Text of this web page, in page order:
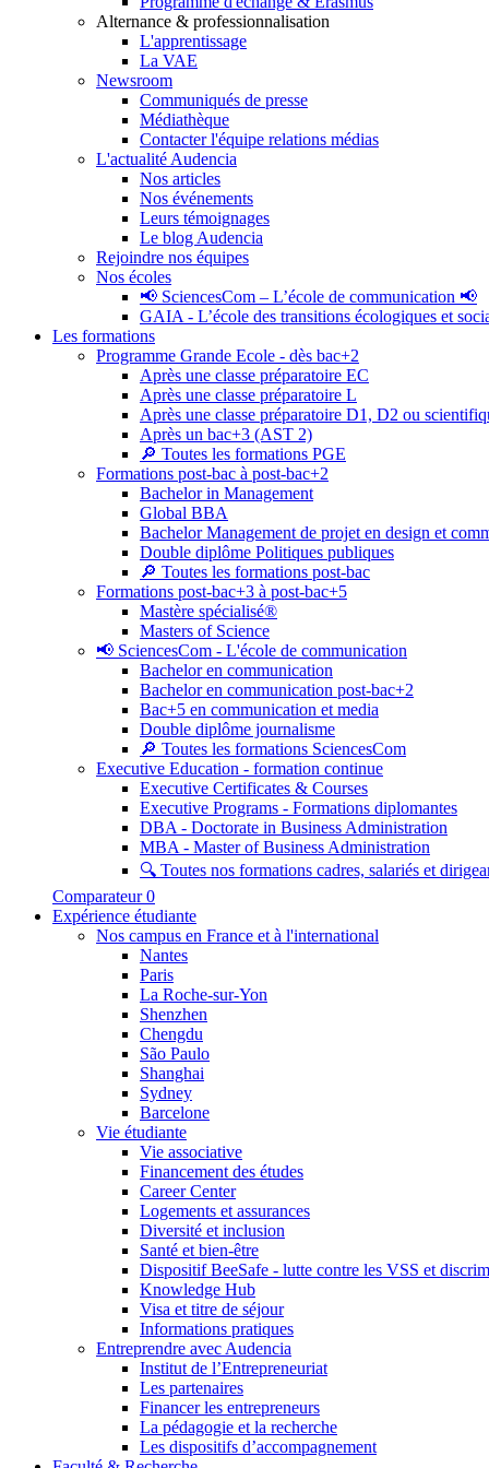
Alternance & professionnalisation
L'apprentissage
La VAE
Newsroom
Communiqués de presse
Médiathèque
Contacter l'équipe relations médias
L'actualité Audencia
Nos articles
Nos événements
Leurs témoignages
Le blog Audencia
Rejoindre nos équipes
Nos écoles
📢 SciencesCom – L’école de communication 📢
GAIA - L’école des transitions écologiques et
Les formations
Programme Grande Ecole - dès bac+2
Après une classe préparatoire EC
Après une classe préparatoire L
Après une classe préparatoire D1, D2 ou
Après un bac+3 (AST 2)
🔎 Toutes les formations PGE
Formations post-bac à post-bac+2
Bachelor in Management
Global BBA
Bachelor Management de projet en design et
Double diplôme Politiques publiques
🔎 Toutes les formations post-bac
Formations post-bac+3 à post-bac+5
Mastère spécialisé®
Masters of Science
📢 SciencesCom - L'école de communication
Bachelor en communication
Bachelor en communication post-bac+2
Bac+5 en communication et media
Double diplôme journalisme
🔎 Toutes les formations SciencesCom
Executive Education - formation continue
Executive Certificates & Courses
Executive Programs - Formations diplomantes
DBA - Doctorate in Business Administration
MBA - Master of Business Administration
🔍 Toutes nos formations cadres, salariés et
Comparateur 0
Expérience étudiante
Nos campus en France et à l'international
Nantes
Paris
La Roche-sur-Yon
Shenzhen
Chengdu
São Paulo
Shanghai
Sydney
Barcelone
Vie étudiante
Vie associative
Financement des études
Career Center
Logements et assurances
Diversité et inclusion
Santé et bien-être
Dispositif BeeSafe - lutte contre les VSS et
Knowledge Hub
Visa et titre de séjour
Informations pratiques
Entreprendre avec Audencia
Institut de l’Entrepreneuriat
Les partenaires
Financer les entrepreneurs
La pédagogie et la recherche
Les dispositifs d’accompagnement